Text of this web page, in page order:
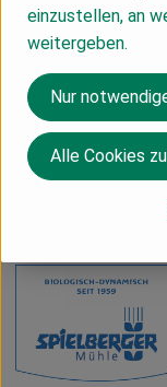
Herkunft
Spielberger
einzustellen, an
weitergeben.
Nur
Alle Cookies